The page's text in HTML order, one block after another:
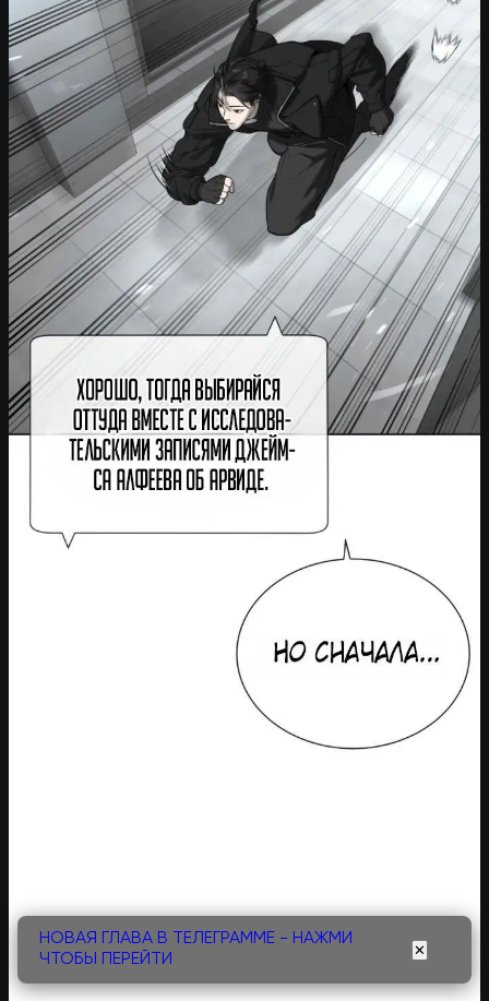
НОВАЯ ГЛАВА В ТЕЛЕГРАММЕ - НАЖМИ
ЧТОБЫ ПЕРЕЙТИ
✕